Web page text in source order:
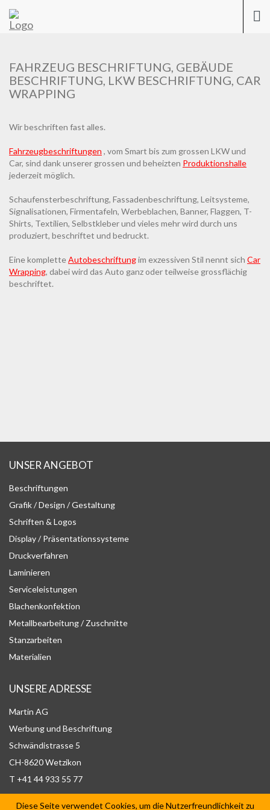
FAHRZEUG BESCHRIFTUNG, GEBÄUDE
BESCHRIFTUNG, LKW BESCHRIFTUNG, CAR
WRAPPING
Wir beschriften fast alles.
Fahrzeugbeschriftungen , vom Smart bis zum grossen LKW und
Car, sind dank unserer grossen und beheizten Produktionshalle
jederzeit möglich.
Schaufensterbeschriftung, Fassadenbeschriftung, Leitsysteme,
Signalisationen, Firmentafeln, Werbeblachen, Banner, Flaggen, T-
Shirts, Textilien, Selbstkleber und vieles mehr wird durch uns
produziert, beschriftet und bedruckt.
Eine kompletteAutobeschriftungim exzessiven Stil nennt sich Car
Wrapping, dabei wird das Auto ganz oder teilweise grossflächig
beschriftet.
UNSER ANGEBOT
Beschriftungen
Grafik / Design / Gestaltung
Schriften & Logos
Display / Präsentationssysteme
Druckverfahren
Laminieren
Serviceleistungen
Blachenkonfektion
Metallbearbeitung / Zuschnitte
Stanzarbeiten
Materialien
UNSERE ADRESSE
Martin AG
Werbung und Beschriftung
Schwändistrasse 5
CH-8620 Wetzikon
T +41 44 933 55 77
Diese Seite verwendet Cookies, um die Nutzerfreundlichkeit zu